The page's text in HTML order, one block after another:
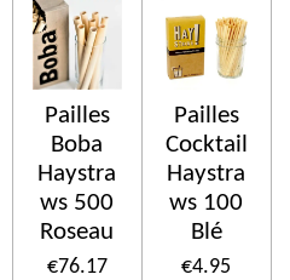
Pailles
Boba
Haystra
ws 500
Roseau
€76.17
Pailles
Cocktail
Haystra
ws 100
Blé
€4.95